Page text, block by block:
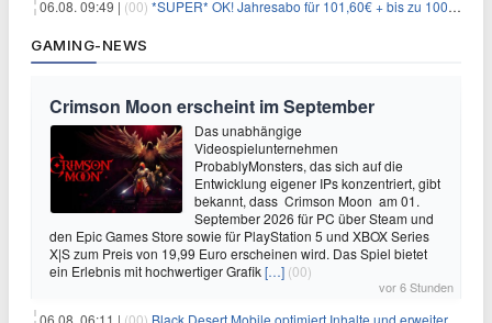
06.08. 09:49 | (00) *SUPER* OK! Jahresabo für 101,60€ + bis zu 100€ Prämie
GAMING-NEWS
Crimson Moon erscheint im September
Das unabhängige
Videospielunternehmen
ProbablyMonsters, das sich auf die
Entwicklung eigener IPs konzentriert, gibt
bekannt, dass Crimson Moon am 01.
September 2026 für PC über Steam und
den Epic Games Store sowie für PlayStation 5 und XBOX Series
X|S zum Preis von 19,99 Euro erscheinen wird. Das Spiel bietet
ein Erlebnis mit hochwertiger Grafik[…] (00)
vor 6 Stunden
06.08. 06:11 | (00) Black Desert Mobile optimiert Inhalte und erweitert Treasure Access